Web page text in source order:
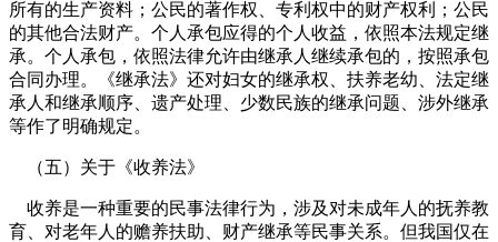
所有的生产资料；公民的著作权、专利权中的财产权利；公民
的其他合法财产。个人承包应得的个人收益，依照本法规定继
承。个人承包，依照法律允许由继承人继续承包的，按照承包
合同办理。《继承法》还对妇女的继承权、扶养老幼、法定继
承人和继承顺序、遗产处理、少数民族的继承问题、涉外继承
等作了明确规定。
（五）关于《收养法》
收养是一种重要的民事法律行为，涉及对未成年人的抚养教
育、对老年人的赡养扶助、财产继承等民事关系。但我国仅在